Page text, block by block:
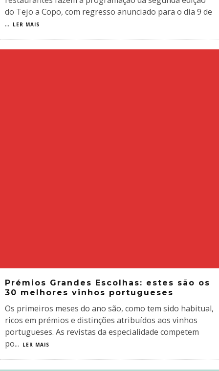
do Tejo a Copo, com regresso anunciado para o dia 9 de
...
LER MAIS
Prémios Grandes Escolhas: estes são os
30 melhores vinhos portugueses
Os primeiros meses do ano são, como tem sido habitual,
ricos em prémios e distinções atribuídos aos vinhos
portugueses. As revistas da especialidade competem
po... LER MAIS